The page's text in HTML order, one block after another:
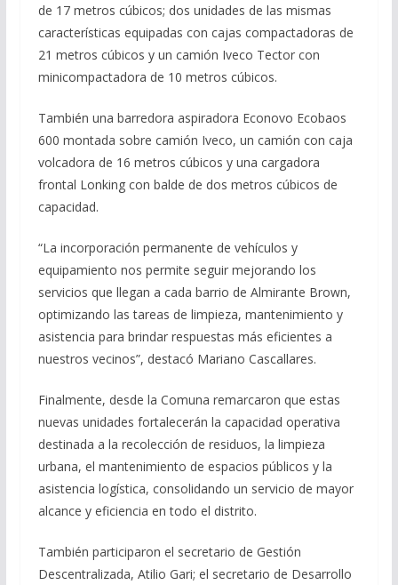
de 17 metros cúbicos; dos unidades de las mismas
características equipadas con cajas compactadoras de
21 metros cúbicos y un camión Iveco Tector con
minicompactadora de 10 metros cúbicos.
También una barredora aspiradora Econovo Ecobaos
600 montada sobre camión Iveco, un camión con caja
volcadora de 16 metros cúbicos y una cargadora
frontal Lonking con balde de dos metros cúbicos de
capacidad.
“La incorporación permanente de vehículos y
equipamiento nos permite seguir mejorando los
servicios que llegan a cada barrio de Almirante Brown,
optimizando las tareas de limpieza, mantenimiento y
asistencia para brindar respuestas más eficientes a
nuestros vecinos”, destacó Mariano Cascallares.
Finalmente, desde la Comuna remarcaron que estas
nuevas unidades fortalecerán la capacidad operativa
destinada a la recolección de residuos, la limpieza
urbana, el mantenimiento de espacios públicos y la
asistencia logística, consolidando un servicio de mayor
alcance y eficiencia en todo el distrito.
También participaron el secretario de Gestión
Descentralizada, Atilio Gari; el secretario de Desarrollo